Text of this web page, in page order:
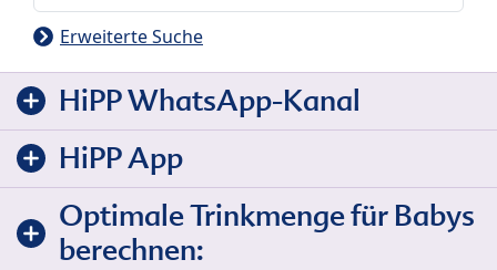
Erweiterte Suche
HiPP WhatsApp-Kanal
HiPP App
Optimale Trinkmenge für Babys
berechnen: